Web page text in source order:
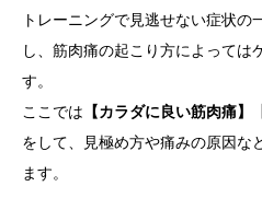
トレーニングで見逃せない症状の
し、筋肉痛の起こり方によっては
す。
ここでは 【カラダに良い筋肉痛】
をして、見極め方や痛みの原因な
ます。